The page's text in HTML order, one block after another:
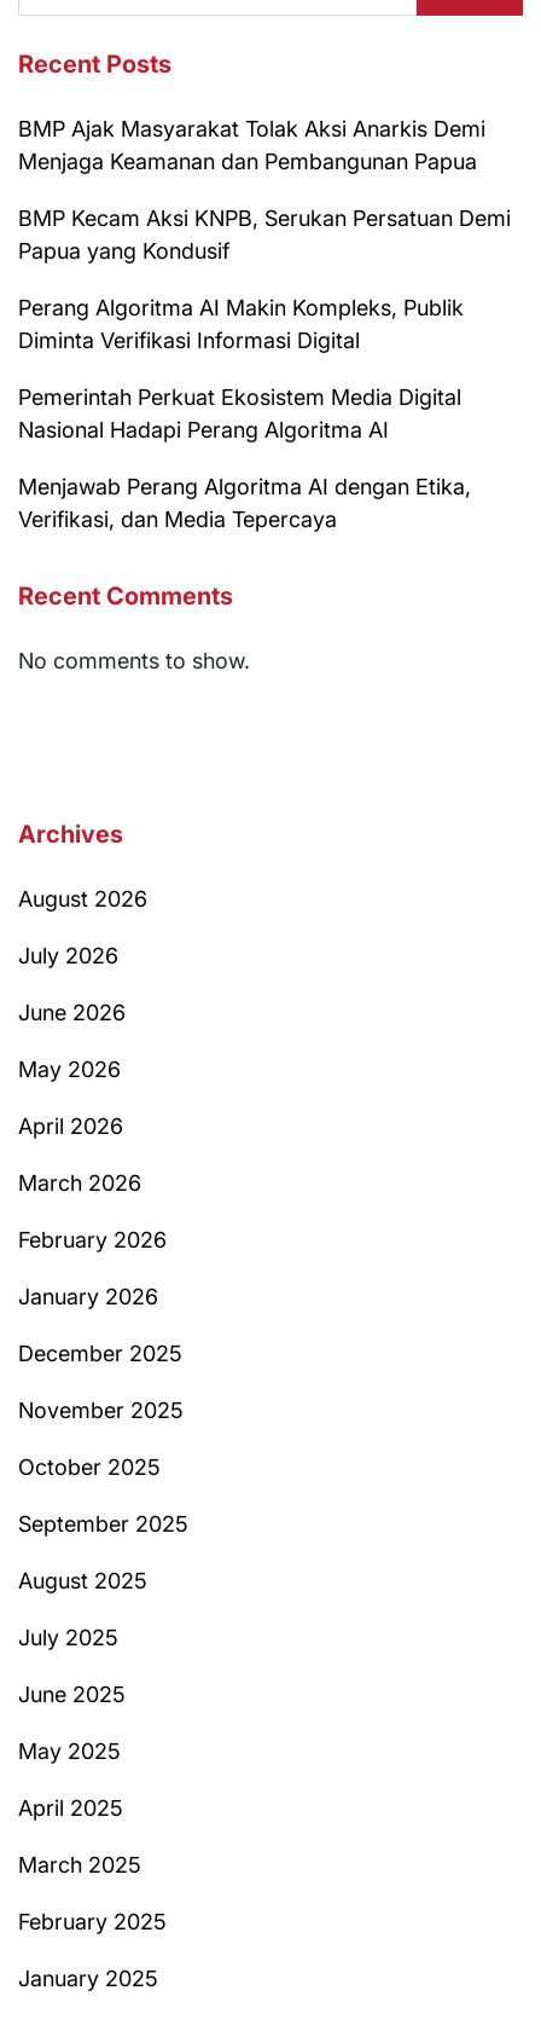
Recent Posts
BMP Ajak Masyarakat Tolak Aksi Anarkis Demi
Menjaga Keamanan dan Pembangunan Papua
BMP Kecam Aksi KNPB, Serukan Persatuan Demi
Papua yang Kondusif
Perang Algoritma AI Makin Kompleks, Publik
Diminta Verifikasi Informasi Digital
Pemerintah Perkuat Ekosistem Media Digital
Nasional Hadapi Perang Algoritma AI
Menjawab Perang Algoritma AI dengan Etika,
Verifikasi, dan Media Tepercaya
Recent Comments
No comments to show.
Archives
August 2026
July 2026
June 2026
May 2026
April 2026
March 2026
February 2026
January 2026
December 2025
November 2025
October 2025
September 2025
August 2025
July 2025
June 2025
May 2025
April 2025
March 2025
February 2025
January 2025